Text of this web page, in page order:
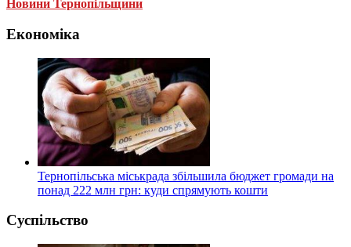
Новини Тернопільщини
Економіка
Тернопільська міськрада збільшила бюджет громади на
понад 222 млн грн: куди спрямують кошти
Суспільство